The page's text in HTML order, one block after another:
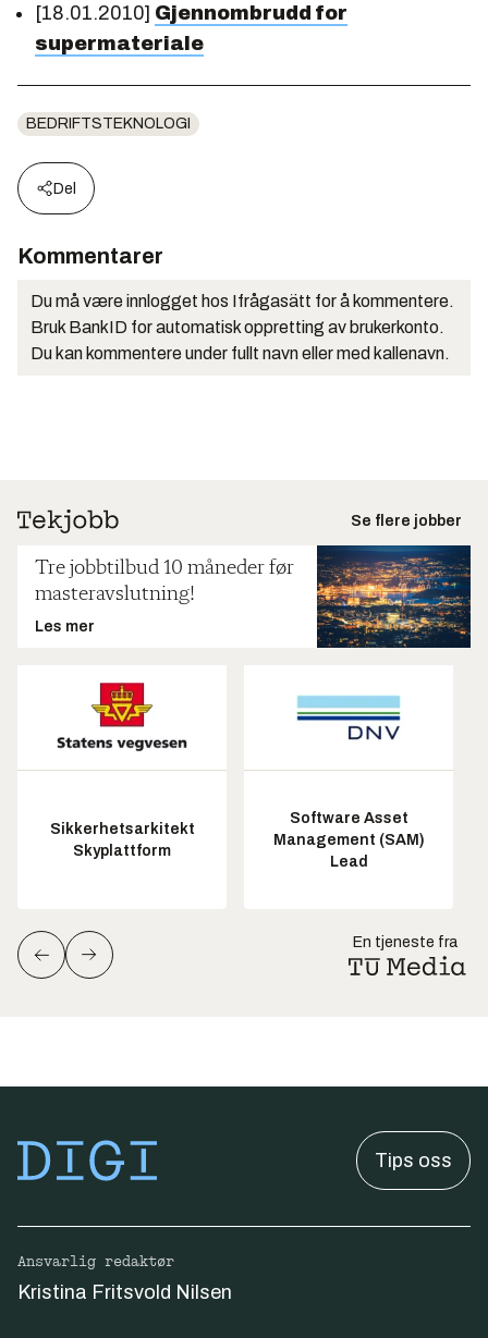
[18.01.2010] Gjennombrudd for
supermateriale
BEDRIFTSTEKNOLOGI
Del
Kommentarer
Du må være innlogget hos Ifrågasätt for å kommentere.
Bruk BankID for automatisk oppretting av brukerkonto.
Du kan kommentere under fullt navn eller med kallenavn.
Se flere jobber
Tre jobbtilbud 10 måneder før
masteravslutning!
Les mer
Sikkerhetsarkitekt
Skyplattform
Software Asset
Management (SAM)
Lead
En tjeneste fra
Tips oss
Ansvarlig redaktør
Kristina Fritsvold Nilsen